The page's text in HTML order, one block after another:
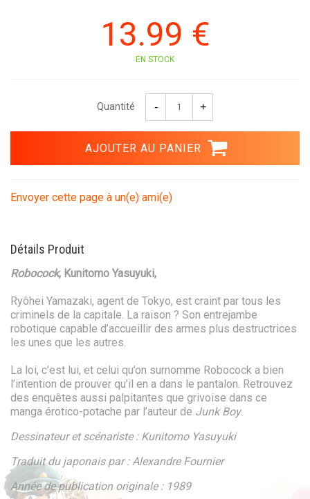
13.99 €
EN STOCK
Quantité
Envoyer cette page à un(e) ami(e)
Détails Produit
Robocock, Kunitomo Yasuyuki,
Ryôhei Yamazaki, agent de Tokyo, est craint par tous les
criminels de la capitale. La raison ? Son entrejambe
robotique capable d’accueillir des armes plus destructrices
les unes que les autres.
La loi, c’est lui, et celui qu’on surnomme Robocock a bien
l’intention de prouver qu’il en a dans le pantalon. Retrouvez
des enquêtes aussi palpitantes que grivoise dans ce
manga érotico-potache par l’auteur de Junk Boy.
Dessinateur et scénariste : Kunitomo Yasuyuki
Traduit du japonais par : Alexandre Fournier
Année de publication originale : 1989